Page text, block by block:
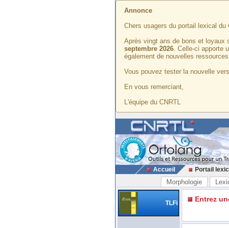
Annonce
Chers usagers du portail lexical du
Après vingt ans de bons et loyaux
septembre 2026. Celle-ci apporte
également de nouvelles
Vous pouvez tester la nouvelle
En vous remerciant,
L'équipe du CNRTL
Accueil Portail
Morphologie
TLFi Entrez